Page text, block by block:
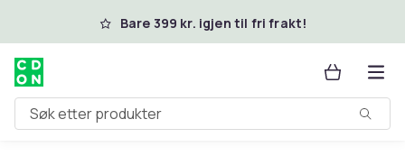
Hopp til hovedinnholdBare 399 kr. igjen til fri frakt!
Søk etter produkter